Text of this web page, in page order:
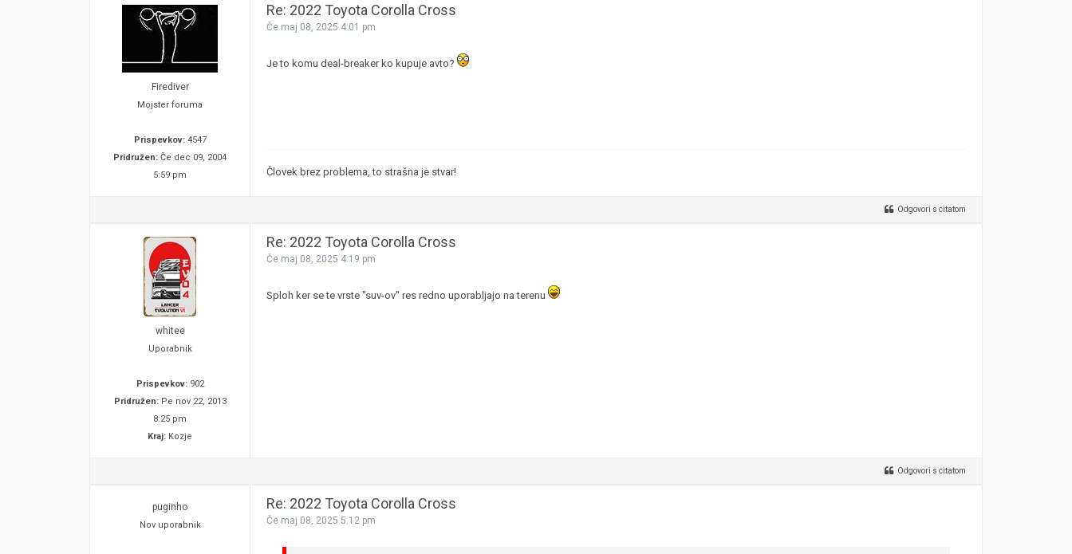
Firediver
Mojster foruma
Prispevkov:4547
Pridružen: Če dec 09, 2004
5:59 pm
Re: 2022 Toyota Corolla Cross
Če maj 08, 2025 4:01 pm
Je to komu deal-breaker ko kupuje avto?
Človek brez problema, to strašna je stvar!
Odgovori s citatom
whitee
Uporabnik
Prispevkov:902
Pridružen:Pe nov 22, 2013
8:25 pm
Kraj: Kozje
Re: 2022 Toyota Corolla Cross
Če maj 08, 2025 4:19 pm
Sploh ker se te vrste "suv-ov" res redno uporabljajo na terenu
Odgovori s citatom
puginho
Nov uporabnik
Re: 2022 Toyota Corolla Cross
Če maj 08, 2025 5:12 pm